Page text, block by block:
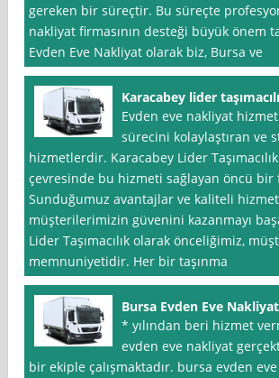
gereken bir süreçtir. Bu süreçte
nakliyat firmasının desteği büyük önem
Evden Eve Nakliyat olarak biz, Bursa ve
Karacabey lider
Evden eve nakliyat
sürecini kolaylaştıran ve
hizmetlerdir. Karacabey Lider
çevresinde bu hizmeti sağlayan öncü bir
Sunduğumuz avantajlar ve kaliteli
müşterilerimizin güvenini kazanmayı
Lider Taşımacılık olarak önceliğimiz,
memnuniyetidir. Her bir taşınma
Bursa Evden Eve Nakliyat
* yılından beri hizmet
evden eve nakliyat
bir ekiple çalışmaktadır. bursa evden